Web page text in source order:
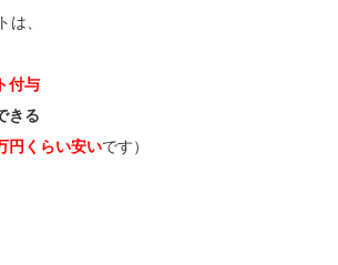
は、
付与
きる
円くらい安いです）